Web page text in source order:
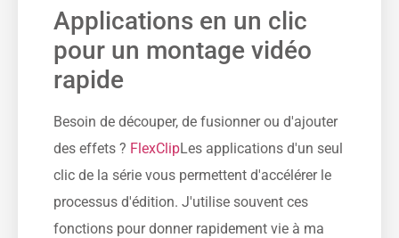
Applications en un clic
pour un montage vidéo
rapide
Besoin de découper, de fusionner ou d'ajouter
des effets ? FlexClipLes applications d'un seul
clic de la série vous permettent d'accélérer le
processus d'édition. J'utilise souvent ces
fonctions pour donner rapidement vie à ma